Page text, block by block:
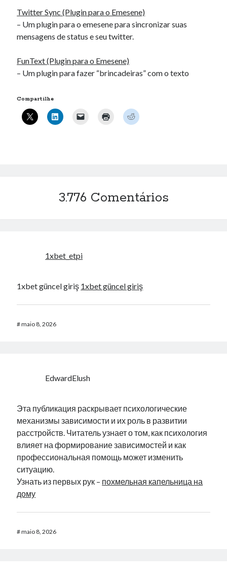
Twitter Sync (Plugin para o Emesene)
– Um plugin para o emesene para sincronizar suas
mensagens de status e seu twitter.
FunText (Plugin para o Emesene)
– Um plugin para fazer “brincadeiras” com o texto
Compartilhe
3.776 Comentários
1xbet_etpi
1xbet güncel giriş 1xbet güncel giriş
#maio 8, 2026
EdwardElush
Эта публикация раскрывает психологические
механизмы зависимости и их роль в развитии
расстройств. Читатель узнает о том, как психология
влияет на формирование зависимостей и как
профессиональная помощь может изменить
ситуацию.
Узнать из первых рук – похмельная капельница на
дому
#maio 8, 2026